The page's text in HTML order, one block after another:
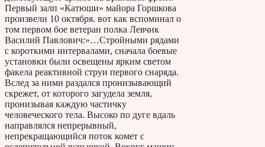
Первый залп «Катюши» майора Горшкова
произвели 10 октября. вот как вспоминал о
том первом бое ветеран полка Левчик
Василий Павлович:»…Стройными рядами
с короткими интервалами, сначала боевые
установки были освещены ярким светом
факела реактивной струи первого снаряда.
Вслед за ними раздался пронизывающий
скрежет, от которого загудела земля,
пронизывая каждую частичку
человеческого тела. Высоко по дуге вдаль
направлялся непрерывный,
непрекращающийся поток комет с